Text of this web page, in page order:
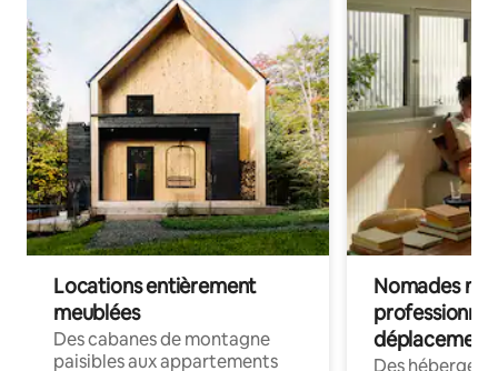
Locations entièrement
meublées
Des cabanes de montagne
paisibles aux appartements
Nomades
déplacement
Des